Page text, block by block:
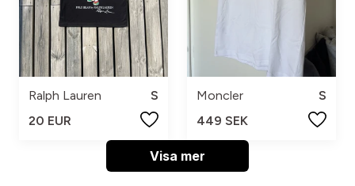
Ralph Lauren
S
20 EUR
Moncler
S
449 SEK
Visa mer